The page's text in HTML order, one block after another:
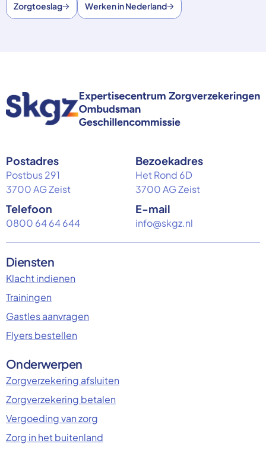
Zorgtoeslag Werken in Nederland
Postadres
Postbus 291
3700 AG Zeist
Bezoekadres
Het Rond 6D
3700 AG Zeist
Telefoon
0800 64 64 644
E-mail
info@skgz.nl
Diensten
Klacht indienen
Trainingen
Gastles aanvragen
Flyers bestellen
Onderwerpen
Zorgverzekering afsluiten
Zorgverzekering betalen
Vergoeding van zorg
Zorg in het buitenland